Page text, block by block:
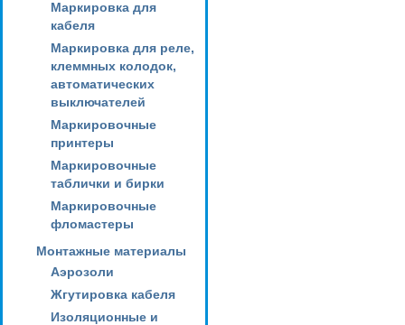
Маркировка для
кабеля
Маркировка для реле,
клеммных колодок,
автоматических
выключателей
Маркировочные
принтеры
Маркировочные
таблички и бирки
Маркировочные
фломастеры
Монтажные материалы
Аэрозоли
Жгутировка кабеля
Изоляционные и